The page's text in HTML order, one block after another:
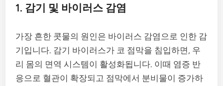
1. 감기 및 바이러스 감염
가장 흔한 콧물의 원인은 바이러스 감염으로 인한 감
기입니다. 감기 바이러스가 코 점막을 침입하면, 우
리 몸의 면역 시스템이 활성화됩니다. 이때 염증 반
응으로 혈관이 확장되고 점막에서 분비물이 증가하